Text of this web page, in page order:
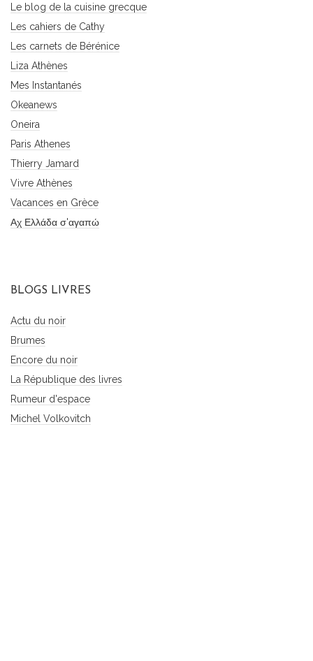
Le blog de la cuisine grecque
Les cahiers de Cathy
Les carnets de Bérénice
Liza Athènes
Mes Instantanés
Okeanews
Oneira
Paris Athenes
Thierry Jamard
Vivre Athènes
Vacances en Grèce
Αχ Ελλάδα σ'αγαπώ
BLOGS LIVRES
Actu du noir
Brumes
Encore du noir
La République des livres
Rumeur d'espace
Michel Volkovitch